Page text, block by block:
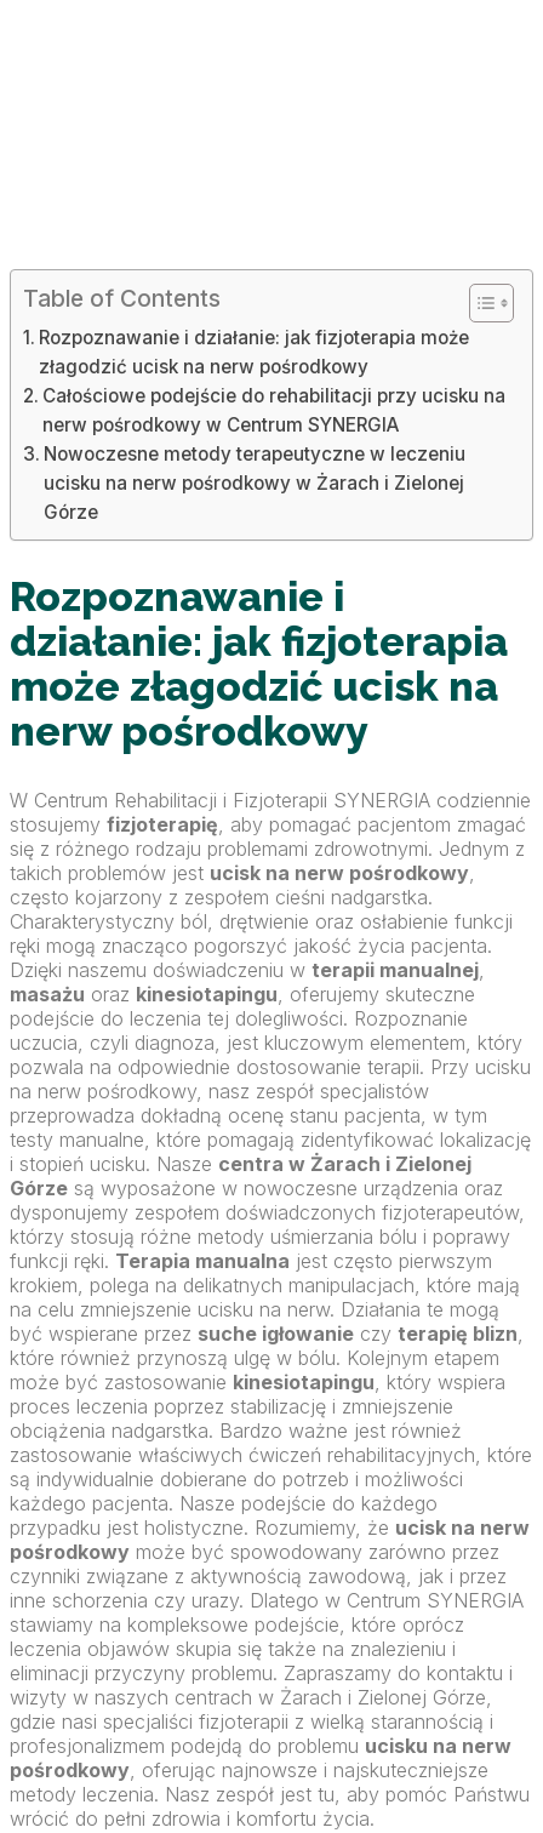
Table of Contents
Rozpoznawanie i działanie: jak fizjoterapia może
złagodzić ucisk na nerw pośrodkowy
Całościowe podejście do rehabilitacji przy ucisku na
nerw pośrodkowy w Centrum SYNERGIA
Nowoczesne metody terapeutyczne w leczeniu
ucisku na nerw pośrodkowy w Żarach i Zielonej
Górze
Rozpoznawanie i
działanie: jak fizjoterapia
może złagodzić ucisk na
nerw pośrodkowy
W Centrum Rehabilitacji i Fizjoterapii SYNERGIA codziennie
stosujemy fizjoterapię, aby pomagać pacjentom zmagać
się z różnego rodzaju problemami zdrowotnymi. Jednym z
takich problemów jest ucisk na nerw pośrodkowy,
często kojarzony z zespołem cieśni nadgarstka.
Charakterystyczny ból, drętwienie oraz osłabienie funkcji
ręki mogą znacząco pogorszyć jakość życia pacjenta.
Dzięki naszemu doświadczeniu w terapii manualnej,
masażu oraz kinesiotapingu, oferujemy skuteczne
podejście do leczenia tej dolegliwości. Rozpoznanie
uczucia, czyli diagnoza, jest kluczowym elementem, który
pozwala na odpowiednie dostosowanie terapii. Przy ucisku
na nerw pośrodkowy, nasz zespół specjalistów
przeprowadza dokładną ocenę stanu pacjenta, w tym
testy manualne, które pomagają zidentyfikować lokalizację
i stopień ucisku. Nasze centra w Żarach i Zielonej
Górze są wyposażone w nowoczesne urządzenia oraz
dysponujemy zespołem doświadczonych fizjoterapeutów,
którzy stosują różne metody uśmierzania bólu i poprawy
funkcji ręki. Terapia manualna jest często pierwszym
krokiem, polega na delikatnych manipulacjach, które mają
na celu zmniejszenie ucisku na nerw. Działania te mogą
być wspierane przez suche igłowanie czy terapię blizn,
które również przynoszą ulgę w bólu. Kolejnym etapem
może być zastosowanie kinesiotapingu, który wspiera
proces leczenia poprzez stabilizację i zmniejszenie
obciążenia nadgarstka. Bardzo ważne jest również
zastosowanie właściwych ćwiczeń rehabilitacyjnych, które
są indywidualnie dobierane do potrzeb i możliwości
każdego pacjenta. Nasze podejście do każdego
przypadku jest holistyczne. Rozumiemy, że ucisk na nerw
pośrodkowy może być spowodowany zarówno przez
czynniki związane z aktywnością zawodową, jak i przez
inne schorzenia czy urazy. Dlatego w Centrum SYNERGIA
stawiamy na kompleksowe podejście, które oprócz
leczenia objawów skupia się także na znalezieniu i
eliminacji przyczyny problemu. Zapraszamy do kontaktu i
wizyty w naszych centrach w Żarach i Zielonej Górze,
gdzie nasi specjaliści fizjoterapii z wielką starannością i
profesjonalizmem podejdą do problemu ucisku na nerw
pośrodkowy, oferując najnowsze i najskuteczniejsze
metody leczenia. Nasz zespół jest tu, aby pomóc Państwu
wrócić do pełni zdrowia i komfortu życia.